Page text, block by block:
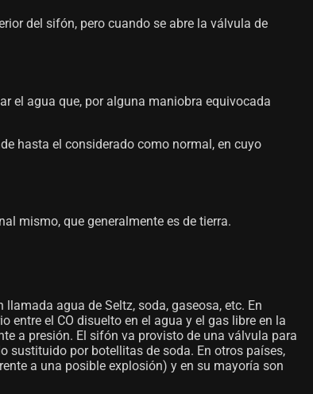
del sifón, pero cuando se abre la válvula de
el agua que, por alguna maniobra equivocada
hasta el considerado como normal, en cuyo
mismo, que generalmente es de tierra.
agua de Seltz, soda, gaseosa, etc. En
entre el CO disuelto en el agua y el gas libre en la
a presión. El sifón va provisto de una válvula para
sustituido por botellitas de soda. En otros países,
a una posible explosión) y en su mayoría son